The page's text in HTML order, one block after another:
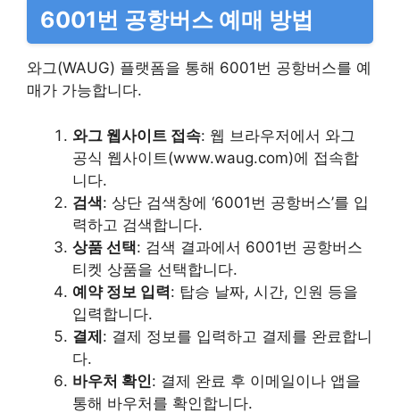
6001번 공항버스 예매 방법
와그(WAUG) 플랫폼을 통해 6001번 공항버스를 예
매가 가능합니다.
와그 웹사이트 접속: 웹 브라우저에서 와그
공식 웹사이트(www.waug.com)에 접속합
니다.​
검색: 상단 검색창에 ‘6001번 공항버스’를 입
력하고 검색합니다.​
상품 선택: 검색 결과에서 6001번 공항버스
티켓 상품을 선택합니다.​
예약 정보 입력: 탑승 날짜, 시간, 인원 등을
입력합니다.​
결제: 결제 정보를 입력하고 결제를 완료합니
다.​
바우처 확인: 결제 완료 후 이메일이나 앱을
통해 바우처를 확인합니다.​